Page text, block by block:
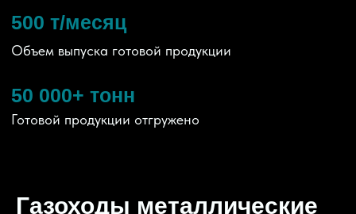
Газоходы металлические